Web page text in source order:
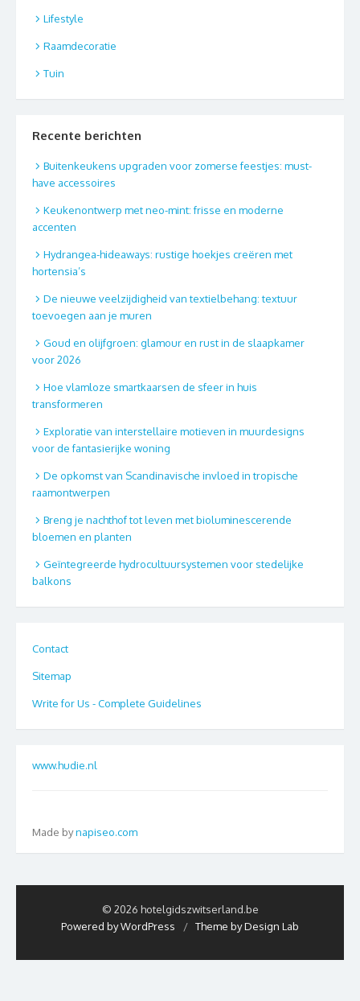
Lifestyle
Raamdecoratie
Tuin
Recente berichten
Buitenkeukens upgraden voor zomerse feestjes: must-
have accessoires
Keukenontwerp met neo-mint: frisse en moderne
accenten
Hydrangea-hideaways: rustige hoekjes creëren met
hortensia’s
De nieuwe veelzijdigheid van textielbehang: textuur
toevoegen aan je muren
Goud en olijfgroen: glamour en rust in de slaapkamer
voor 2026
Hoe vlamloze smartkaarsen de sfeer in huis
transformeren
Exploratie van interstellaire motieven in muurdesigns
voor de fantasierijke woning
De opkomst van Scandinavische invloed in tropische
raamontwerpen
Breng je nachthof tot leven met bioluminescerende
bloemen en planten
Geïntegreerde hydrocultuursystemen voor stedelijke
balkons
Contact
Sitemap
Write for Us - Complete Guidelines
www.hudie.nl
Made bynapiseo.com
© 2026 hotelgidszwitserland.be
Powered by WordPress
/ Theme by Design Lab